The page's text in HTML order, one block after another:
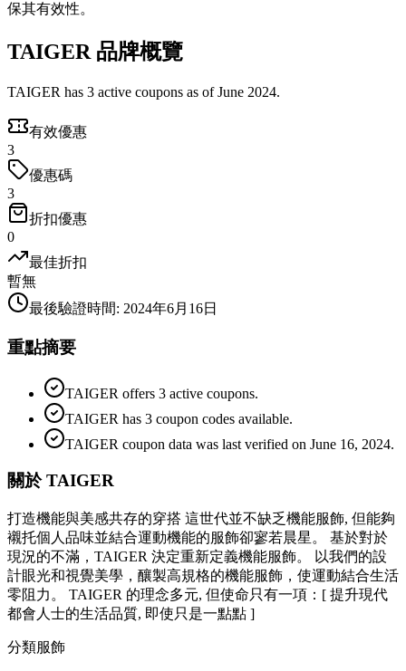
保其有效性。
TAIGER 品牌概覽
TAIGER has 3 active coupons as of June 2024.
有效優惠
3
優惠碼
3
折扣優惠
0
最佳折扣
暫無
最後驗證時間: 2024年6月16日
重點摘要
TAIGER offers 3 active coupons.
TAIGER has 3 coupon codes available.
TAIGER coupon data was last verified on June 16, 2024.
關於 TAIGER
打造機能與美感共存的穿搭 這世代並不缺乏機能服飾, 但能夠
襯托個人品味並結合運動機能的服飾卻寥若晨星。 基於對於
現況的不滿，TAIGER 決定重新定義機能服飾。 以我們的設
計眼光和視覺美學，釀製高規格的機能服飾，使運動結合生活
零阻力。 TAIGER 的理念多元, 但使命只有一項：[ 提升現代
都會人士的生活品質, 即使只是一點點 ]
分類服飾